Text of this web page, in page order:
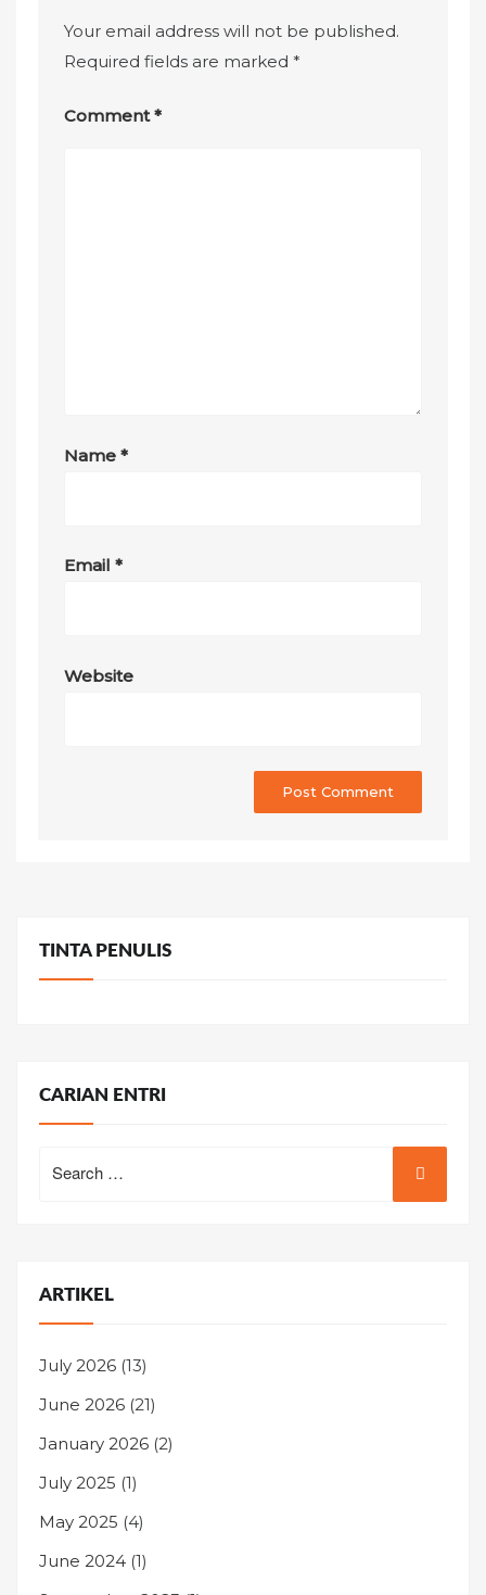
Your email address will not be published.
Required fields are marked*
Comment*
Name*
Email*
Website
TINTA PENULIS
CARIAN ENTRI
for:
ARTIKEL
July 2026 (13)
June 2026 (21)
January 2026 (2)
July 2025 (1)
May 2025 (4)
June 2024 (1)